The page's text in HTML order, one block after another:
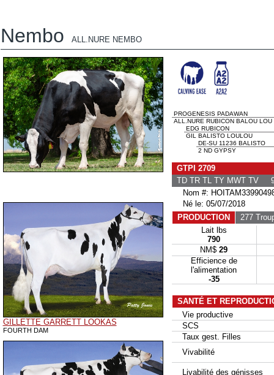
Nembo ALL.NURE NEMBO
GILLETTE GARRETT LOOKAS
FOURTH DAM
PROGENESIS PADAWAN
ALL.NURE RUBICON BALOU LOU
EDG RUBICON
GIL BALISTO LOULOU
DE-SU 11236 BALISTO
2 ND GYPSY
GTPI 2709
TD TR TL TY MWT TV
Nom #:
Né le: 05/07/2018
PRODUCTION
277
Lait lbs
790
NM$ 29
Efficience de
l'alimentation
-35
SANTÉ ET
Vie productive
SCS
Taux gest. Filles
Vivabilité
Livabilité des génisses